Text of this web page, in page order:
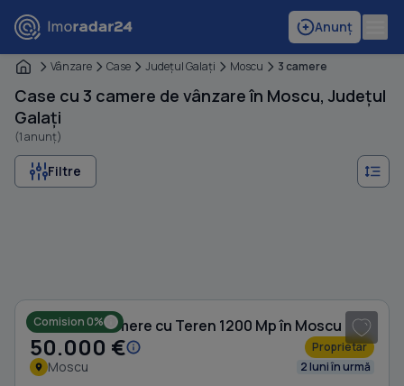
Anunț
Vânzare Case Judeţul Galaţi Moscu 3 camere
Case cu 3 camere de vânzare în Moscu, Județul
Galați
(1 anunț)
Filtre
Comision 0%
Casă cu 3 camere cu Teren 1200 Mp în Moscu
50.000 € Proprietar
Moscu 2 luni în urmă